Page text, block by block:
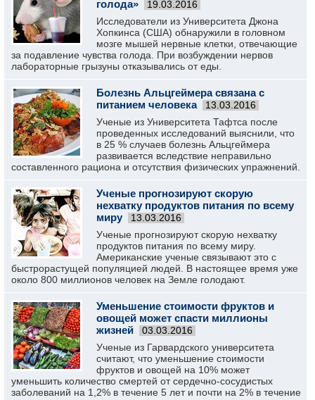
голода»
19.03.2016
Исследователи из Университета Джона
Хопкинса (США) обнаружили в головном
мозге мышей нервные клетки, отвечающие
за подавление чувства голода. При возбуждении нервов
лабораторные грызуны отказывались от еды.
Болезнь Альцгеймера связана с
питанием человека
13.03.2016
Ученые из Университета Тафтса после
проведенных исследований выяснили, что
в 25 % случаев болезнь Альцгеймера
развивается вследствие неправильно
составленного рациона и отсутствия физических упражнений.
Ученые прогнозируют скорую
нехватку продуктов питания по всему
миру
13.03.2016
Ученые прогнозируют скорую нехватку
продуктов питания по всему миру.
Американские ученые связывают это с
быстрорастущей популяцией людей. В настоящее время уже
около 800 миллионов человек на Земле голодают.
Уменьшение стоимости фруктов и
овощей может спасти миллионы
жизней
03.03.2016
Ученые из Гарвардского университета
считают, что уменьшение стоимости
фруктов и овощей на 10% может
уменьшить количество смертей от сердечно-сосудистых
заболеваний на 1,2% в течение 5 лет и почти на 2% в течение